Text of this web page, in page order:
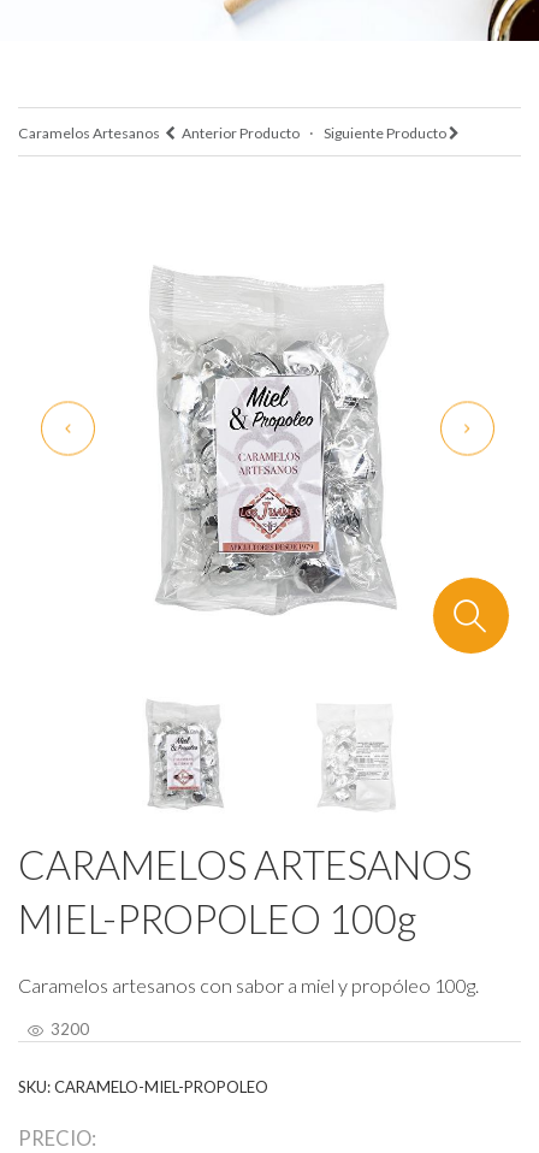
Caramelos Artesanos Anterior Producto · Siguiente Producto
CARAMELOS ARTESANOS
MIEL-PROPOLEO 100g
Caramelos artesanos con sabor a miel y propóleo 100g.
3200
SKU: CARAMELO-MIEL-PROPOLEO
PRECIO: